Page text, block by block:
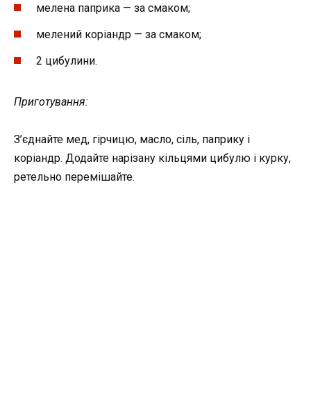
мелена паприка — за смаком;
мелений коріандр — за смаком;
2 цибулини.
Приготування:
З’єднайте мед, гірчицю, масло, сіль, паприку і
коріандр. Додайте нарізану кільцями цибулю і курку,
ретельно перемішайте.